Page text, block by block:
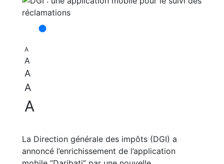
A
A
A
A
A
La Direction générale des impôts (DGI) a
annoncé l’enrichissement de l’application